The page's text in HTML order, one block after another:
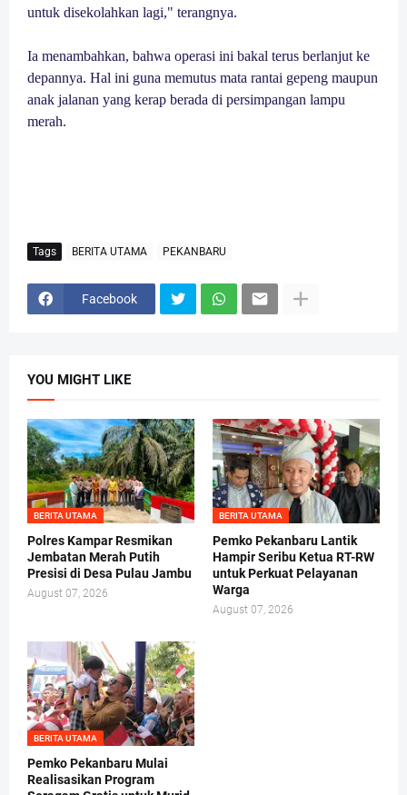
untuk disekolahkan lagi," terangnya.
Ia menambahkan, bahwa operasi ini bakal terus berlanjut ke
depannya. Hal ini guna memutus mata rantai gepeng maupun
anak jalanan yang kerap berada di persimpangan lampu
merah.
Tags BERITA UTAMA PEKANBARU
Facebook
YOU MIGHT LIKE
BERITA UTAMA
Polres Kampar Resmikan
Jembatan Merah Putih
Presisi di Desa Pulau Jambu
August 07, 2026
BERITA UTAMA
Pemko Pekanbaru Lantik
Hampir Seribu Ketua RT-RW
untuk Perkuat Pelayanan
Warga
August 07, 2026
BERITA UTAMA
Pemko Pekanbaru Mulai
Realisasikan Program